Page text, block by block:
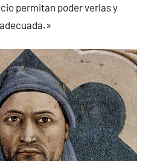
permitan poder verlas y